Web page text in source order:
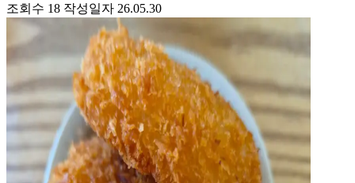
조회수 18 작성일자 26.05.30